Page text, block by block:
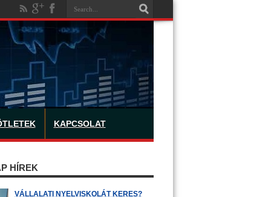
KAPCSOLAT
HÍREK
VÁLLALATI NYELVISKOLÁT KERES?